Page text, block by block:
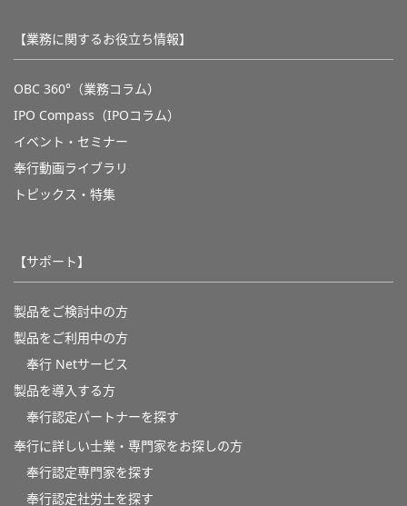
【業務に関するお役立ち情報】
OBC 360°（業務コラム）
IPO Compass（IPOコラム）
イベント・セミナー
奉行動画ライブラリ
トピックス・特集
【サポート】
製品をご検討中の方
製品をご利用中の方
奉行 Netサービス
製品を導入する方
奉行認定パートナーを探す
奉行に詳しい士業・専門家をお探しの方
奉行認定専門家を探す
奉行認定社労士を探す